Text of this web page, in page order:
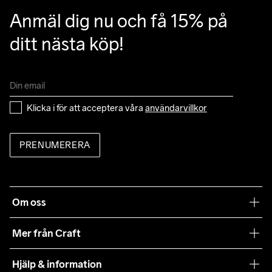
Anmäl dig nu och få 15% på
ditt nästa köp!
Klicka i för att acceptera våra användarvillkor
PRENUMERERA
Om oss
Mer från Craft
Hjälp & information